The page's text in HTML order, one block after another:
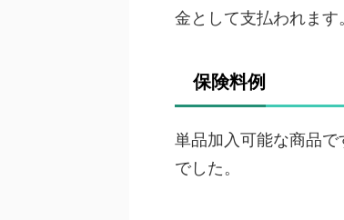
金として支払われます
保険料例
単品加入可能な商品
でした。